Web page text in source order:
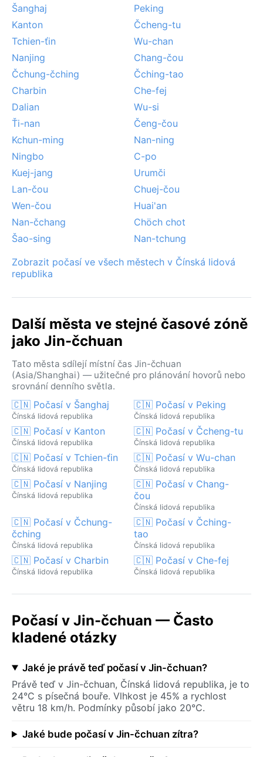
Šanghaj
Peking
Kanton
Čcheng-tu
Tchien-ťin
Wu-chan
Nanjing
Chang-čou
Čchung-čching
Čching-tao
Charbin
Che-fej
Dalian
Wu-si
Ťi-nan
Čeng-čou
Kchun-ming
Nan-ning
Ningbo
C-po
Kuej-jang
Urumči
Lan-čou
Chuej-čou
Wen-čou
Huai'an
Nan-čchang
Chöch chot
Šao-sing
Nan-tchung
Zobrazit počasí ve všech městech v Čínská lidová
republika
Další města ve stejné časové zóně
jako Jin-čchuan
Tato města sdílejí místní čas Jin-čchuan
(Asia/Shanghai) — užitečné pro plánování hovorů nebo
srovnání denního světla.
🇨🇳 Počasí v Šanghaj
Čínská lidová republika
🇨🇳 Počasí v Peking
Čínská lidová republika
🇨🇳 Počasí v Kanton
Čínská lidová republika
🇨🇳 Počasí v Čcheng-tu
Čínská lidová republika
🇨🇳 Počasí v Tchien-ťin
Čínská lidová republika
🇨🇳 Počasí v Wu-chan
Čínská lidová republika
🇨🇳 Počasí v Nanjing
Čínská lidová republika
🇨🇳 Počasí v Chang-
čou
Čínská lidová republika
🇨🇳 Počasí v Čchung-
čching
Čínská lidová republika
🇨🇳 Počasí v Čching-
tao
Čínská lidová republika
🇨🇳 Počasí v Charbin
Čínská lidová republika
🇨🇳 Počasí v Che-fej
Čínská lidová republika
Počasí v Jin-čchuan — Často
kladené otázky
Jaké je právě teď počasí v Jin-čchuan?
Právě teď v Jin-čchuan, Čínská lidová republika, je to
24°C s písečná bouře. Vlhkost je 45% a rychlost
větru 18 km/h. Podmínky působí jako 20°C.
Jaké bude počasí v Jin-čchuan zítra?